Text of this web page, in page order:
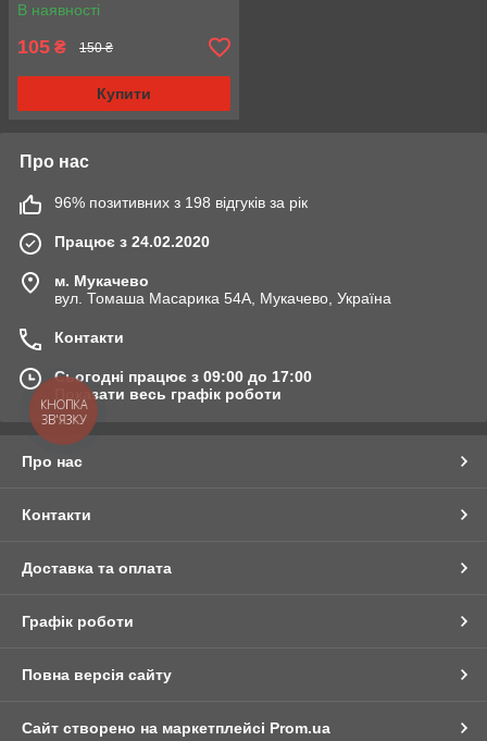
В наявності
105 ₴ 150 ₴
Купити
Про нас
96% позитивних з 198 відгуків за рік
Працює з 24.02.2020
м. Мукачево
вул. Томаша Масарика 54А, Мукачево, Україна
Контакти
Сьогодні працює з 09:00 до 17:00
Показати весь графік роботи
Про нас
Контакти
Доставка та оплата
Графік роботи
Повна версія сайту
Сайт створено на маркетплейсі Prom.ua
КНОПКА
ЗВ'ЯЗКУ